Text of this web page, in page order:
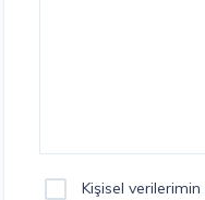
Kişisel